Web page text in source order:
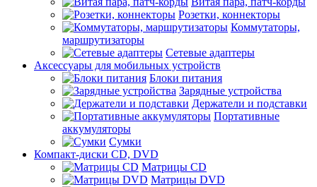
Розетки, коннекторы
Коммутаторы,
маршрутизаторы
Сетевые адаптеры
Аксессуары для мобильных устройств
Блоки питания
Зарядные устройства
Держатели и подставки
Портативные
аккумуляторы
Сумки
Компакт-диски CD, DVD
Матрицы CD
Матрицы DVD